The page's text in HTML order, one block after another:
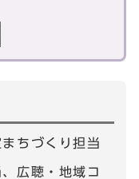
ちづくり担当
広聴・地域コ